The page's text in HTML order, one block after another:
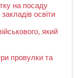
на посаду
освіти
який
провулки та